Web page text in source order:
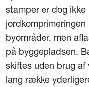
stamper er dog ikke
byområder, men
på byggepladsen.
skiftes uden brug
lang række